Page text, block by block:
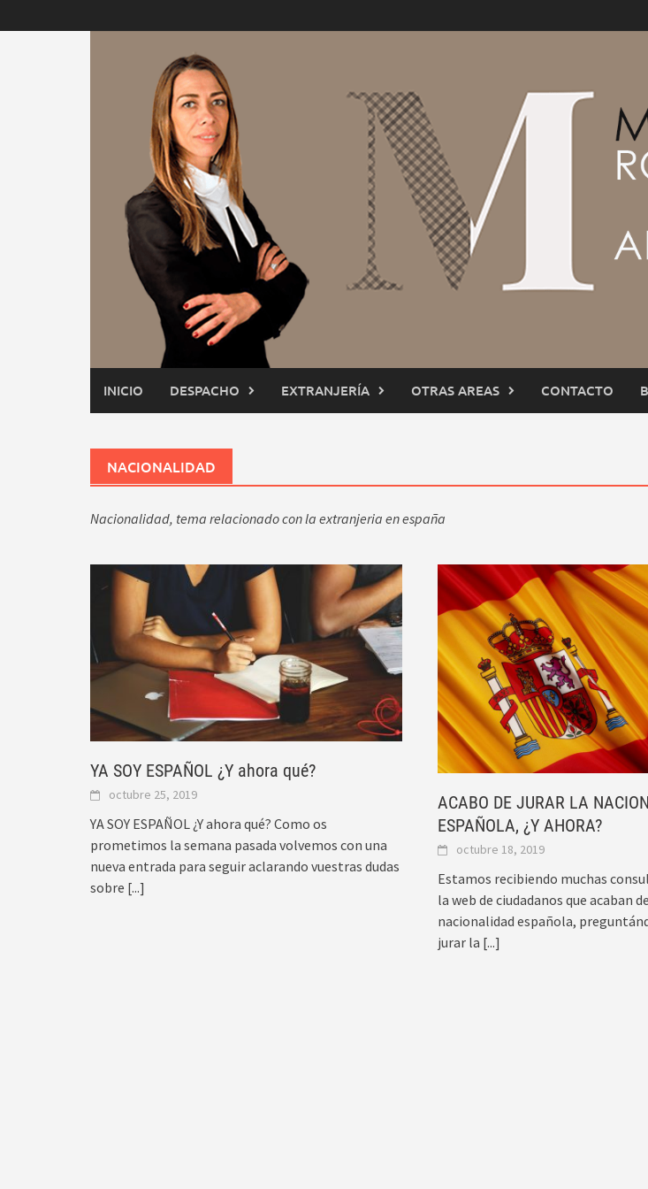
al
INICIO DESPACHO EXTRANJERÍA OTRAS AREAS CONTACTO
NACIONALIDAD
Nacionalidad, tema relacionado con la extranjeria en españa
YA SOY ESPAÑOL ¿Y ahora qué?
octubre 25, 2019
YA SOY ESPAÑOL ¿Y ahora qué? Como os
prometimos la semana pasada volvemos con una
nueva entrada para seguir aclarando vuestras dudas
sobre [...]
ACABO DE JURAR LA
ESPAÑOLA, ¿Y AHORA?
octubre 18, 2019
Estamos recibiendo muchas
la web de ciudadanos que acaban
nacionalidad española,
jurar la [...]